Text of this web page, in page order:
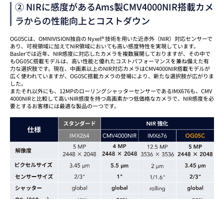
② NIRに感度があるAms製CMV4000NIR搭載カメ
ラからの性能向上とコストダウン
OG05Cは、OMNIVISION独自の Nyxel® 技術を用いた近赤外（NIR）対応センサーで
あり、可視領域に加えてNIR領域においても高い感度特性を実現しています。
Baslerでは近年、NIR感度に対応したカメラを複数展開しておりますが、その中で
もOG05C搭載モデルは、高い性能と優れたコストパフォーマンスを兼ね備えた有
力な選択肢です。現在、中画素以上のNIR対応カメラはCMV4000NIR搭載モデルが
広く使われていますが、OG05C搭載カメラの登場により、新たな選択肢が広がりま
した。
またそれ以外にも、12MPのローリングシャッターセンサーであるIMX676も、CMV
4000NIRと比較して高いNIR感度を持つ高画素かつ低価格なカメラで、NIR感度を必
要とするお客様には最適な製品の一つです。